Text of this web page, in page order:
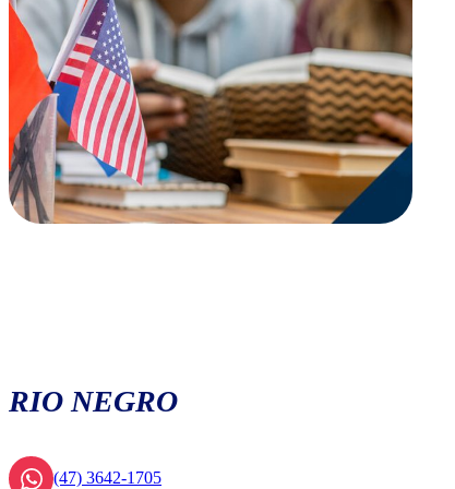
RIO NEGRO
(47) 3642-1705